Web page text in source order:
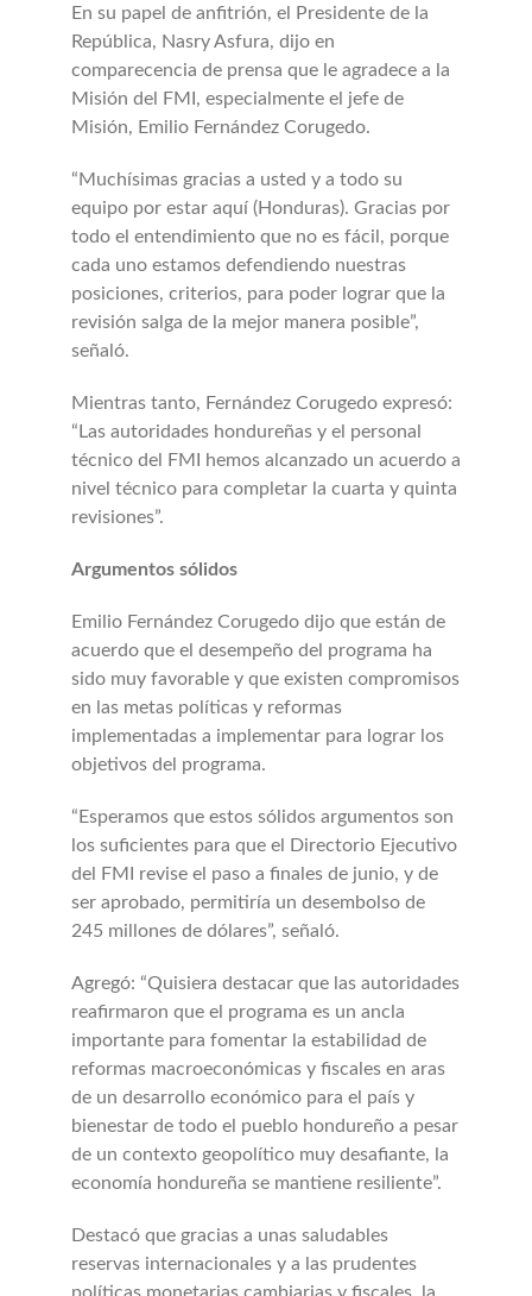
En su papel de anfitrión, el Presidente de la
República, Nasry Asfura, dijo en
comparecencia de prensa que le agradece a la
Misión del FMI, especialmente el jefe de
Misión, Emilio Fernández Corugedo.
“Muchísimas gracias a usted y a todo su
equipo por estar aquí (Honduras). Gracias por
todo el entendimiento que no es fácil, porque
cada uno estamos defendiendo nuestras
posiciones, criterios, para poder lograr que la
revisión salga de la mejor manera posible”,
señaló.
Mientras tanto, Fernández Corugedo expresó:
“Las autoridades hondureñas y el personal
técnico del FMI hemos alcanzado un acuerdo a
nivel técnico para completar la cuarta y quinta
revisiones”.
Argumentos sólidos
Emilio Fernández Corugedo dijo que están de
acuerdo que el desempeño del programa ha
sido muy favorable y que existen compromisos
en las metas políticas y reformas
implementadas a implementar para lograr los
objetivos del programa.
“Esperamos que estos sólidos argumentos son
los suficientes para que el Directorio Ejecutivo
del FMI revise el paso a finales de junio, y de
ser aprobado, permitiría un desembolso de
245 millones de dólares”, señaló.
Agregó: “Quisiera destacar que las autoridades
reafirmaron que el programa es un ancla
importante para fomentar la estabilidad de
reformas macroeconómicas y fiscales en aras
de un desarrollo económico para el país y
bienestar de todo el pueblo hondureño a pesar
de un contexto geopolítico muy desafiante, la
economía hondureña se mantiene resiliente”.
Destacó que gracias a unas saludables
reservas internacionales y a las prudentes